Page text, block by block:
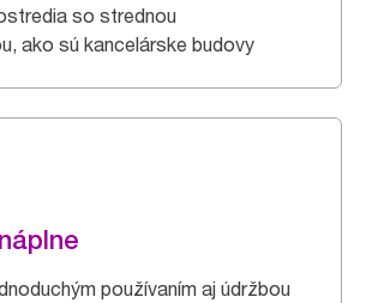
so strednou
ako sú kancelárske budovy
používaním aj údržbou